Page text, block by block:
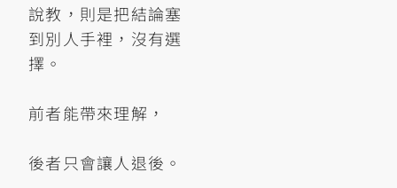
說教，則是把結論塞
到別人手裡，沒有選
擇。
前者能帶來理解，
後者只會讓人退後。